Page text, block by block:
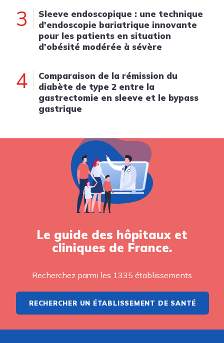
3
Sleeve endoscopique : une technique
d'endoscopie bariatrique innovante
pour les patients en situation
d'obésité modérée à sévère
4
Comparaison de la rémission du
diabète de type 2 entre la
gastrectomie en sleeve et le bypass
gastrique
Le guide des hôpitaux et
cliniques de France.
Recherchez parmi les 1335 établissements
RECHERCHER UN ÉTABLISSEMENT DE SANTÉ